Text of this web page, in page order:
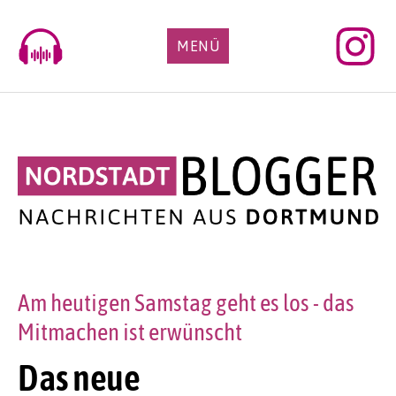
content
MENÜ
Das neue
Am heutigen Samstag geht es los - das
Mitmachen ist erwünscht